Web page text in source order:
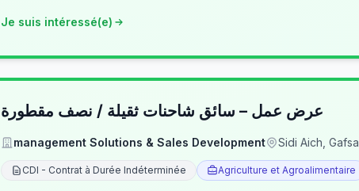
Je suis intéressé(e)
عرض عمل – سائق شاحنات ثقيلة / نصف مقطورة
management Solutions & Sales Development Sidi Aich, Gafsa
CDI - Contrat à Durée Indéterminée Agriculture et Agroalimentaire